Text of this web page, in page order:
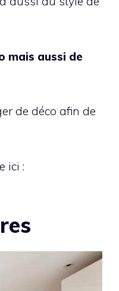
mais aussi de
de déco afin de
ici :